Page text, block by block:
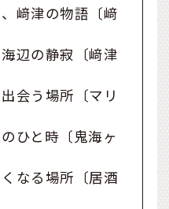
﨑津の物語〔﨑
辺の静寂〔﨑津
会う場所〔マリ
ひと時〔鬼海ヶ
なる場所〔居酒